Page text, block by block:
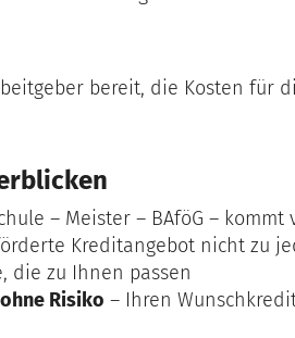
bereit, die Kosten für
– Meister – BAföG – kommt
Kreditangebot nicht zu
die zu Ihnen passen
Risiko – Ihren